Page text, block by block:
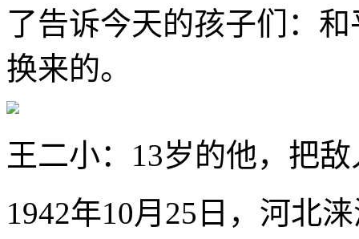
了告诉今天的孩子们：
换来的。
王二小：13岁的他，把
1942年10月25日，河北